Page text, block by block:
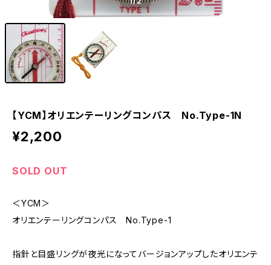
【YCM】オリエンテーリングコンパス No.Type-1N
¥2,200
SOLD OUT
＜YCM＞
オリエンテーリングコンパス No.Type-1
指針と目盛リングが夜光になってバージョンアップしたオリエンテ